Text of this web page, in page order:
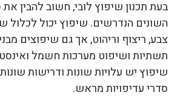
בעת תכנון שיפוץ לובי, חשוב להבין את
השונים הנדרשים. שיפוץ יכול לכלול
צבע, ריצוף וריהוט, אך גם שיפוצים
תשתיות ושיפוט מערכות חשמל
שיפוץ יש עלויות שונות ודרישות
סדרי עדיפויות מראש.